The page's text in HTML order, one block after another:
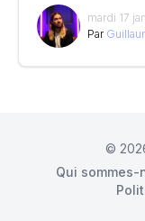
mardi 17
Par
©
Qui sommes-